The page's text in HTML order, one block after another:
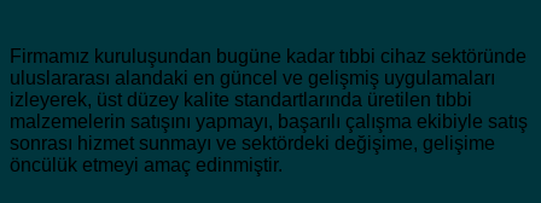
Firmamız kuruluşundan bugüne kadar tıbbi cihaz sektöründe
uluslararası alandaki en güncel ve gelişmiş uygulamaları
izleyerek, üst düzey kalite standartlarında üretilen tıbbi
malzemelerin satışını yapmayı, başarılı çalışma ekibiyle satış
sonrası hizmet sunmayı ve sektördeki değişime, gelişime
öncülük etmeyi amaç edinmiştir.